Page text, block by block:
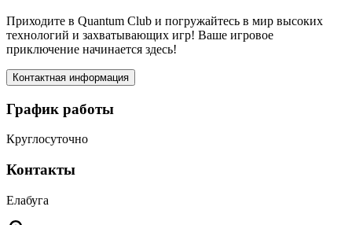
Приходите в Quantum Club и погружайтесь в мир высоких
технологий и захватывающих игр! Ваше игровое
приключение начинается здесь!
Контактная информация
График работы
Круглосуточно
Контакты
Елабуга